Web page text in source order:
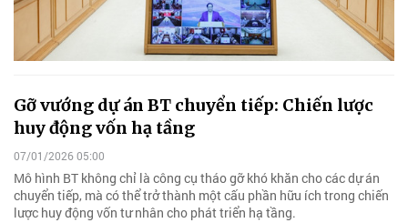
Gỡ vướng dự án BT chuyển tiếp: Chiến lược
huy động vốn hạ tầng
07/01/2026 05:00
Mô hình BT không chỉ là công cụ tháo gỡ khó khăn cho các dự án
chuyển tiếp, mà có thể trở thành một cấu phần hữu ích trong chiến
lược huy động vốn tư nhân cho phát triển hạ tầng.